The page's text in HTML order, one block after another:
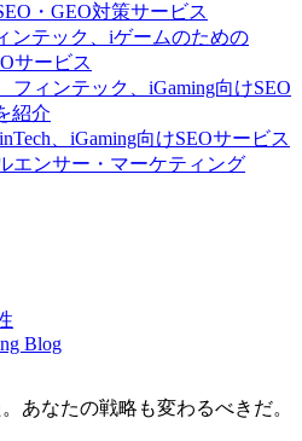
・GEO対策サービス
ンテック、iゲームのための
サービス
フィンテック、iGaming向けSEO
紹介
、iGaming向けSEOサービス
エンサー・マーケティング
Blog
あなたの戦略も変わるべきだ。